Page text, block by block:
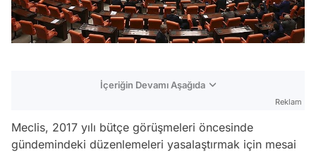
İçeriğin Devamı Aşağıda
Reklam
Meclis, 2017 yılı bütçe görüşmeleri öncesinde
gündemindeki düzenlemeleri yasalaştırmak için mesai